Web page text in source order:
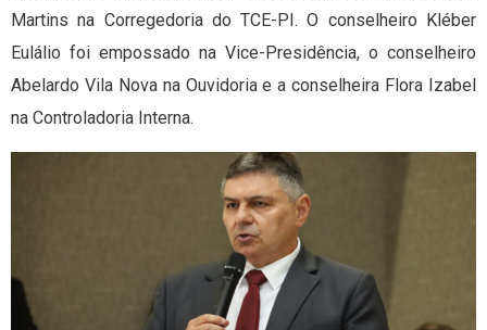
Martins na Corregedoria do TCE-PI. O conselheiro Kléber
Eulálio foi empossado na Vice-Presidência, o conselheiro
Abelardo Vila Nova na Ouvidoria e a conselheira Flora Izabel
na Controladoria Interna.